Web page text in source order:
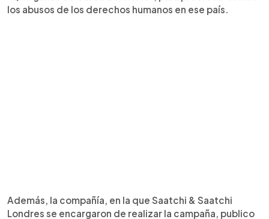
los abusos de los derechos humanos en ese país.
Además, la compañía, en la que Saatchi & Saatchi
Londres se encargaron de realizar la campaña, publico